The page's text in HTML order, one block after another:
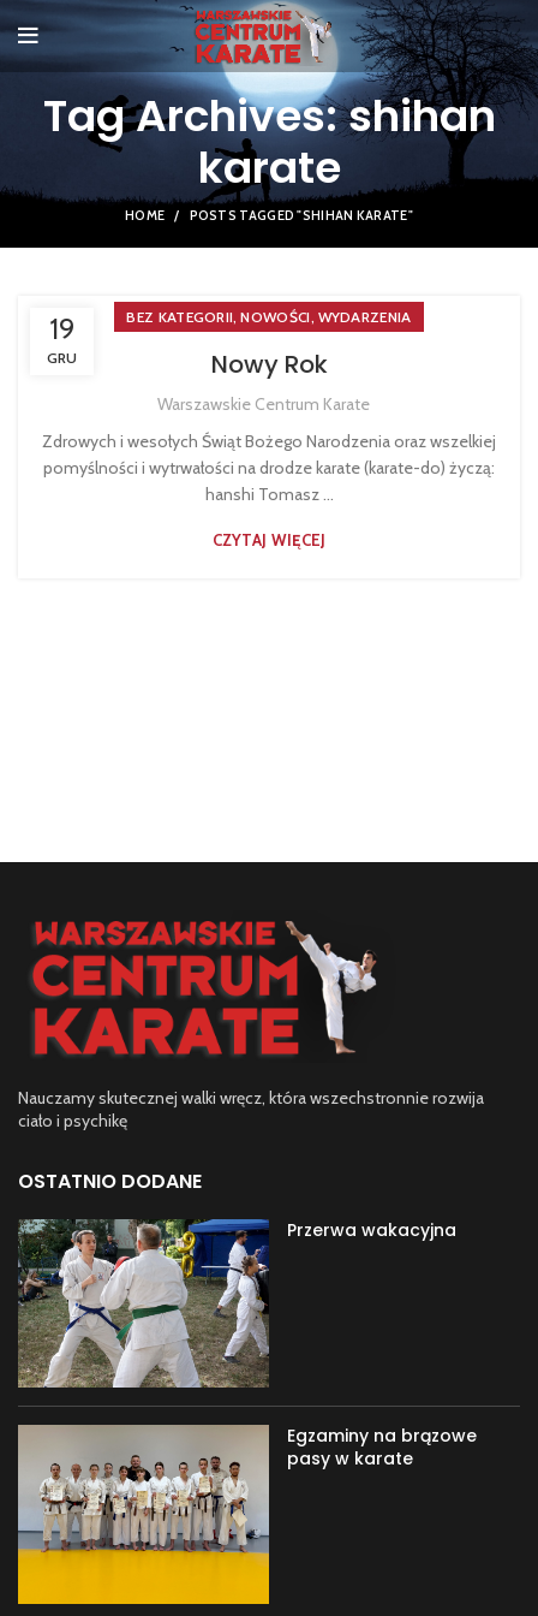
Tag Archives: shihan
karate
HOME POSTS TAGGED "SHIHAN KARATE"
19
GRU
BEZ KATEGORII,NOWOŚCI, WYDARZENIA
Nowy Rok
Warszawskie Centrum Karate
Zdrowych i wesołych Świąt Bożego Narodzenia oraz wszelkiej
pomyślności i wytrwałości na drodze karate (karate-do) życzą:
hanshi Tomasz ...
CZYTAJ WIĘCEJ
Nauczamy skutecznej walki wręcz, która wszechstronnie rozwija
ciało i psychikę
OSTATNIO DODANE
Przerwa wakacyjna
Egzaminy na brązowe
pasy w karate